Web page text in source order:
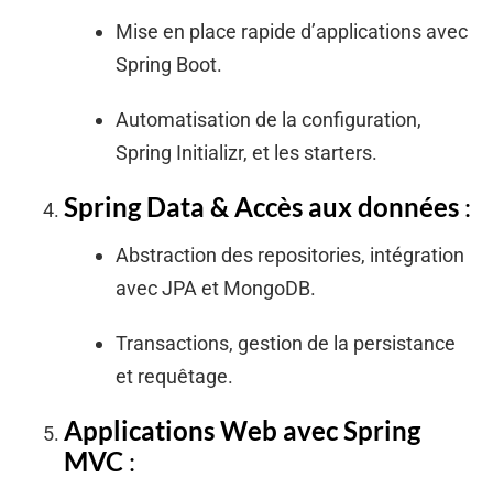
Mise en place rapide d’applications avec
Spring Boot.
Automatisation de la configuration,
Spring Initializr, et les starters.
Spring Data & Accès aux données :
Abstraction des repositories, intégration
avec JPA et MongoDB.
Transactions, gestion de la persistance
et requêtage.
Applications Web avec Spring
MVC :